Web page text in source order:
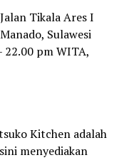
Tikala Ares I
Sulawesi
22.00 pm WITA,
Kitchen adalah
menyediakan